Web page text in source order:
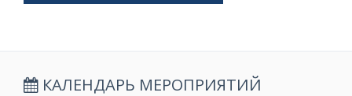
КАЛЕНДАРЬ МЕРОПРИЯТИЙ